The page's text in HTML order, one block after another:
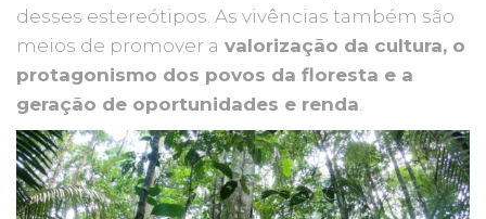
desses estereótipos. As vivências também são
meios de promover a valorização da cultura, o
protagonismo dos povos da floresta e a
geração de oportunidades e renda.